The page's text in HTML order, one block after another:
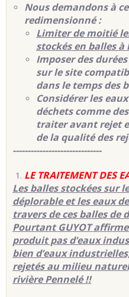
Nous demandons à
redimensionné :
Limiter de moitié
stockés en balles à
Imposer des
sur le site
dans le temps des
Considérer les
déchets comme
traiter avant rejet
de la qualité des
------------------------------
LE TRAITEMENT DES
Les balles stockées sur
déplorable et les eaux
travers de ces balles de
Pourtant GUYOT
produit pas d’eaux
bien d’eaux
rejetés au milieu
rivière Pennelé !!